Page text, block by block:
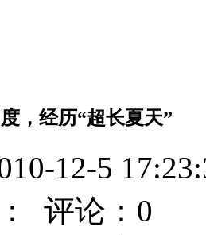
，经历“超长夏天”
12-5
评论：0